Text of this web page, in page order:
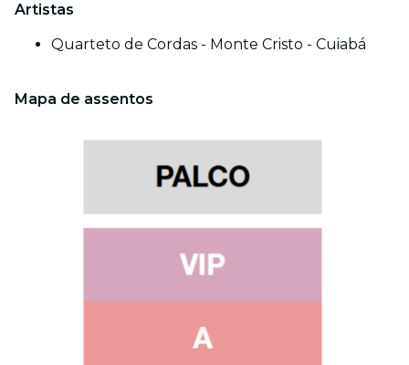
Artistas
Quarteto de Cordas - Monte Cristo - Cuiabá
Mapa de assentos